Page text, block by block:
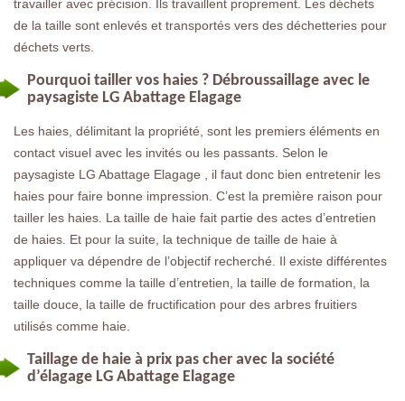
travailler avec précision. Ils travaillent proprement. Les déchets
de la taille sont enlevés et transportés vers des déchetteries pour
déchets verts.
Pourquoi tailler vos haies ? Débroussaillage avec le
paysagiste LG Abattage Elagage
Les haies, délimitant la propriété, sont les premiers éléments en
contact visuel avec les invités ou les passants. Selon le
paysagiste LG Abattage Elagage , il faut donc bien entretenir les
haies pour faire bonne impression. C’est la première raison pour
tailler les haies. La taille de haie fait partie des actes d’entretien
de haies. Et pour la suite, la technique de taille de haie à
appliquer va dépendre de l’objectif recherché. Il existe différentes
techniques comme la taille d’entretien, la taille de formation, la
taille douce, la taille de fructification pour des arbres fruitiers
utilisés comme haie.
Taillage de haie à prix pas cher avec la société
d’élagage LG Abattage Elagage